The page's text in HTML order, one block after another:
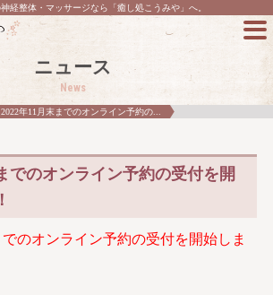
神経整体・マッサージなら「癒し処こうみや」へ。
ニュース
News
2022年11月末までのオンライン予約の...
でのオンライン予約の受付を開
でのオンライン予約の受付を開始しま